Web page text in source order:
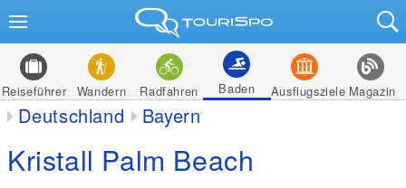
Reiseführer Wandern Radfahren Baden Ausflugsziele Magazin
Deutschland Bayern
Kristall Palm Beach